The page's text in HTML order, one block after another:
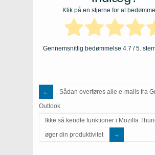
Klik på en stjerne for at
Gennemsnitlig bedømmelse 4.7 / 5.
Sådan overføres alle e-mails fra
Outlook
Ikke så kendte funktioner i Mozilla
øger din produktivitet